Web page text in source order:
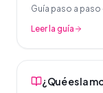
Guía paso a
Leer la guía
¿Qué es la